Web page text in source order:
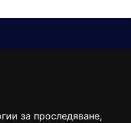
за проследяване,